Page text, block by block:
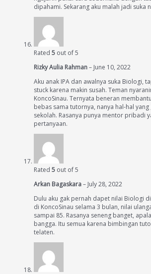
dipahami. Sekarang aku malah jadi suka
Rated 5 out of 5
Rizky Aulia Rahman– June 10, 2022
Aku anak IPA dan awalnya suka Biologi,
stuck karena makin susah. Teman
KoncoSinau. Ternyata beneran
bebas sama tutornya, nanya hal-hal
sekolah. Rasanya punya mentor pribadi
pertanyaan.
Rated 5 out of 5
Arkan Bagaskara– July 28, 2022
Dulu aku gak pernah dapet nilai Biologi
di KoncoSinau selama 3 bulan, nilai
sampai 85. Rasanya seneng banget,
bangga. Itu semua karena bimbingan
telaten.